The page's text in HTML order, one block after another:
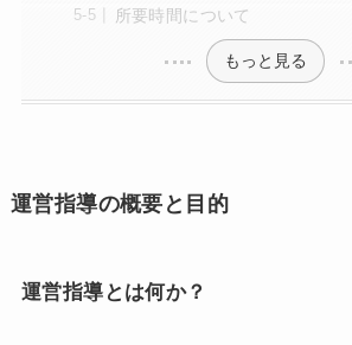
所要時間について
もっと見る
運営指導の概要と目的
運営指導とは何か？